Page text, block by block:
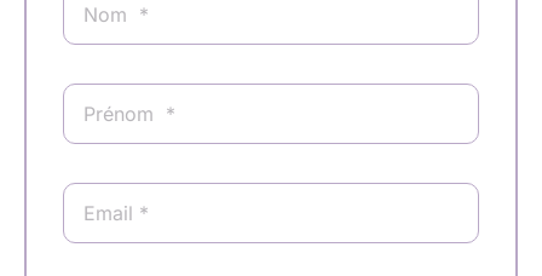
Set de table/Essuie-tout
Qui suis-je ?